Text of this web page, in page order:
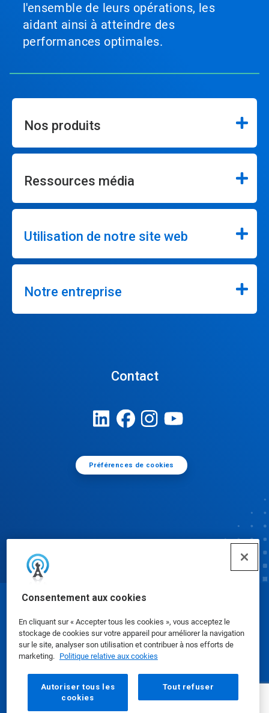
Consentement aux cookies
En cliquant sur « Accepter tous les cookies », vous acceptez le
stockage de cookies sur votre appareil pour améliorer la navigation
sur le site, analyser son utilisation et contribuer à nos efforts de
marketing. Politique relative aux cookies
Autoriser tous les
cookies
Tout refuser
l'ensemble de leurs opérations, les
aidant ainsi à atteindre des
performances optimales.
Nos produits
Ressources média
Utilisation de notre site web
Notre entreprise
Contact
Préférences de cookies
Fiches de données de sécurité|Politique de
confidentialité|conditions d'utilisation